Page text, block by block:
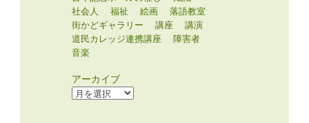
社会人
福祉 絵画
落語教室
街かどギャラリー
講座
講演
道民カレッジ連携講座
障害者
音楽
アーカイブ
ア